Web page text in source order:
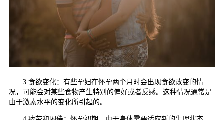
3.食欲变化：有些孕妇在怀孕两个月时会出现食欲改变的情
况，可能会对某些食物产生特别的偏好或者反感。这种情况通常是
由于激素水平的变化所引起的。